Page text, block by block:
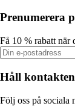
Prenumerera
Få 10 % rabatt när
Håll kontakten
Följ oss på sociala